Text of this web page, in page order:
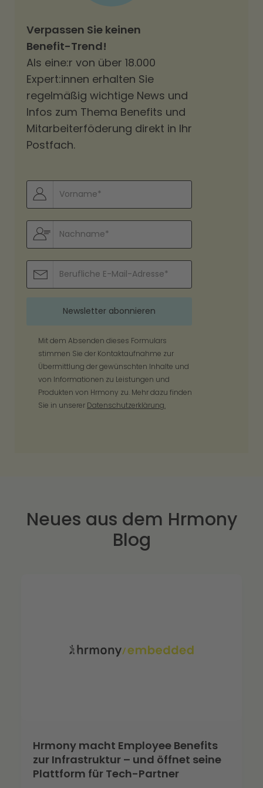
Verpassen Sie keinen
Benefit-Trend!
Als eine:r von über 18.000
Expert:innen erhalten Sie
regelmäßig wichtige News und
Infos zum Thema Benefits und
Mitarbeiterföderung direkt in Ihr
Postfach.
Mit dem Absenden dieses Formulars
stimmen Sie der Kontaktaufnahme zur
Übermittlung der gewünschten Inhalte und
von Informationen zu Leistungen und
Produkten von Hrmony zu. Mehr dazu finden
Sie in unserer Datenschutzerklärung.
Neues aus dem Hrmony
Blog
Hrmony macht Employee Benefits
zur Infrastruktur – und öffnet seine
Plattform für Tech-Partner